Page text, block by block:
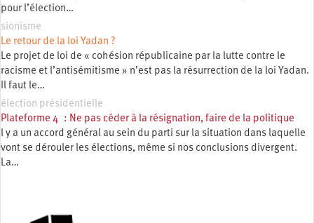
pour l’élection…
sionisme
Le retour de la loi Yadan ?
Le projet de loi de « cohésion républicaine par la lutte contre le
racisme et l’antisémitisme » n’est pas la résurrection de la loi Yadan.
Il faut le…
élection présidentielle
Plateforme 4 : Ne pas céder à la résignation, faire de la politique
l y a un accord général au sein du parti sur la situation dans laquelle
vont se dérouler les élections, même si nos conclusions divergent.
La…